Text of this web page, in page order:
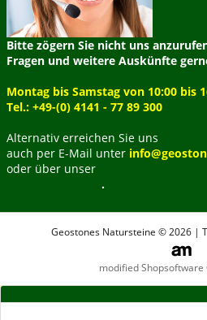
Bitte zögern Sie nicht uns
Fragen und weitere Auskünfte
Montag bis Samstag von 10:00 bis
Tel.: +49-(0) 4141 - 77 89 300
Alternativ erreichen Sie uns
auch per E-Mail unter
oder über unser
.
Geostones Natursteine © 2026 |
modified